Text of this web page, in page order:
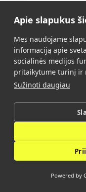
Apie slapukus
Mes naudojame
informaciją apie
socialinės medijos
pritaikytume turinį ir
Sužinoti daugiau
Powered by